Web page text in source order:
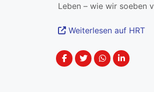
Leben – wie wir soeben
Weiterlesen auf HRT